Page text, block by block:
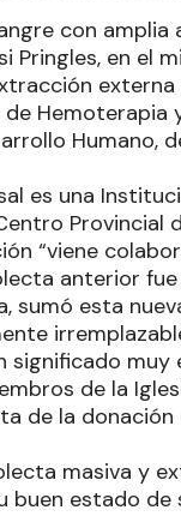
con amplia
Pringles, en el
Hemoterapia
Humano,
es una
Provincial
“viene
anterior
sumó esta
significado muy
de la
de la donación
masiva y
buen estado